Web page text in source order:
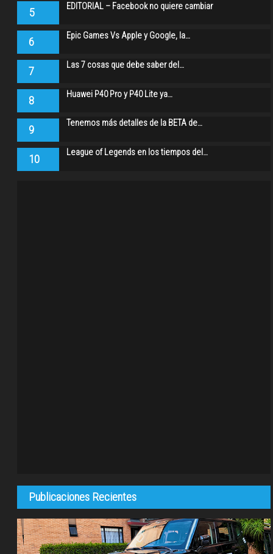
5 EDITORIAL – Facebook no quiere cambiar
6 Epic Games Vs Apple y Google, la…
7 Las 7 cosas que debe saber del…
8 Huawei P40 Pro y P40 Lite ya…
9 Tenemos más detalles de la BETA de…
10 League of Legends en los tiempos del…
Publicaciones Recientes